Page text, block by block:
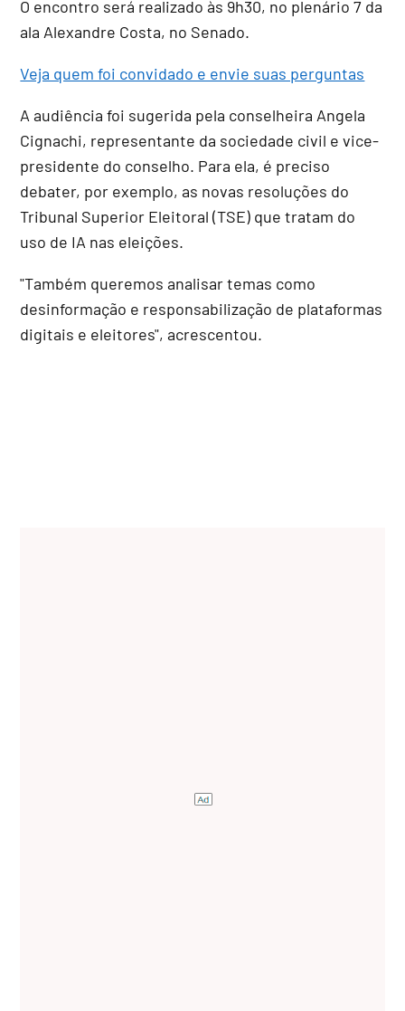
O encontro será realizado às 9h30, no plenário 7 da
ala Alexandre Costa, no Senado.
Veja quem foi convidado e envie suas perguntas
A audiência foi sugerida pela conselheira Angela
Cignachi, representante da sociedade civil e vice-
presidente do conselho. Para ela, é preciso
debater, por exemplo, as novas resoluções do
Tribunal Superior Eleitoral (TSE) que tratam do
uso de IA nas eleições.
"Também queremos analisar temas como
desinformação e responsabilização de plataformas
digitais e eleitores", acrescentou.